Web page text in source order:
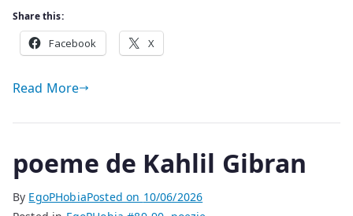
Share this:
Facebook X
Read More
poeme de Kahlil Gibran
By EgoPHobiaPosted on 10/06/2026